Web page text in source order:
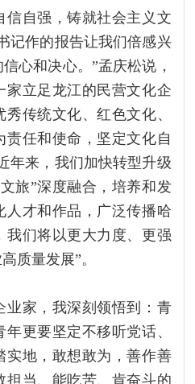
信自强，铸就社会主义文
记作的报告让我们倍感兴
心和决心。”孟庆松说，
家立足龙江的民营文化企
传统文化、红色文化、
任和使命，坚定文化自
年来，我们加快转型升级
旅”深度融合，培养和发
人才和作品，广泛传播哈
我们将以更大力度、更强
质量发展”。
业家，我深刻领悟到：青
更要坚定不移听党话、
实地，敢想敢为，善作善
担当、能吃苦、肯奋斗的